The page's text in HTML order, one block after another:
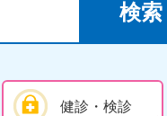
健診・検診